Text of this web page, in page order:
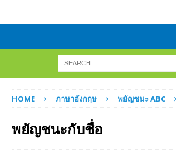
HOME ภาษาอังกฤษ พยัญชนะ ABC
พยัญชนะกับชื่อ